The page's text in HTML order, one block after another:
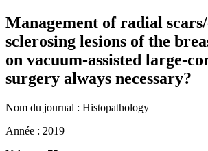
Management of radial
sclerosing lesions of the
on vacuum-assisted large-
surgery always necessary?
Nom du journal : Histopathology
Année : 2019